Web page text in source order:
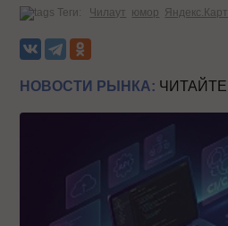
Теги: Чилаут юмор
НОВОСТИ РЫНКА: